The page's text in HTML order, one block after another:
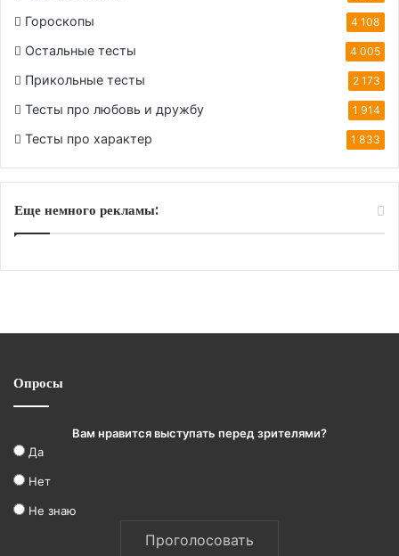
Гороскопы 4 108
Остальные тесты 4 005
Прикольные тесты 2 173
Тесты про любовь и дружбу 1 914
Тесты про характер 1 833
Еще немного рекламы:
Опросы
Вам нравится выступать перед зрителями?
Да
Нет
Не знаю